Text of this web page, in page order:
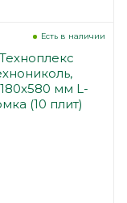
Есть в наличии